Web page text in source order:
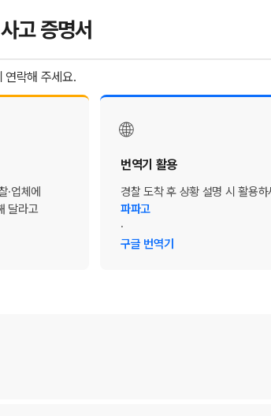
고 증명서
연락해 주세요.
·업체에
달라고
🌐
번역기 활용
경찰 도착 후 상황 설명 시 활용하
파파고
·
구글 번역기